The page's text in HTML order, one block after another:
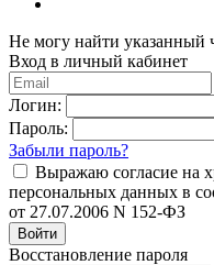
Не могу найти указанный
Вход в личный кабинет
Логин:
Пароль:
Забыли пароль?
Выражаю согласие на
персональных данных в
от 27.07.2006 N 152-ФЗ
Войти
Восстановление пароля